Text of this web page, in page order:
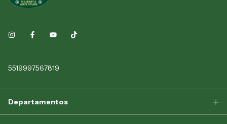
5519997567819
Departamentos